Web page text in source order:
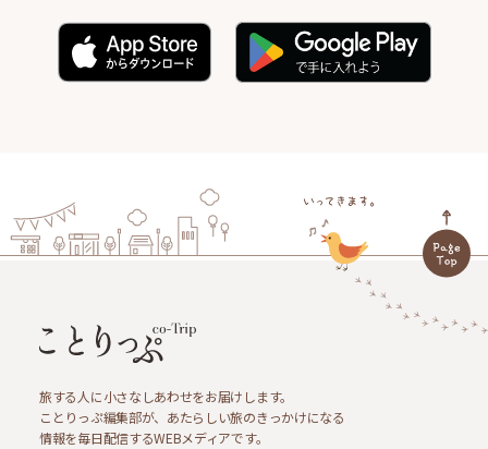
旅する人に小さなしあわせをお届けします。
ことりっぷ編集部が、あたらしい旅のきっかけになる
情報を毎日配信するWEBメディアです。